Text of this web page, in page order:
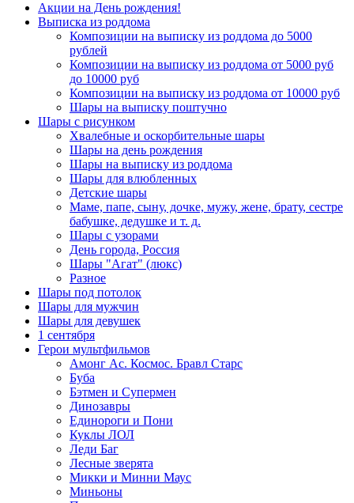
Акции на День рождения!
Выписка из роддома
Композиции на выписку из роддома до 5000
рублей
Композиции на выписку из роддома от 5000 руб
до 10000 руб
Композиции на выписку из роддома от 10000 руб
Шары на выписку поштучно
Шары с рисунком
Хвалебные и оскорбительные шары
Шары на день рождения
Шары на выписку из роддома
Шары для влюбленных
Детские шары
Маме, папе, сыну, дочке, мужу, жене, брату, сестре
бабушке, дедушке и т. д.
Шары с узорами
День города, Россия
Шары "Агат" (люкс)
Разное
Шары под потолок
Шары для мужчин
Шары для девушек
1 сентября
Герои мультфильмов
Амонг Ас. Космос. Бравл Старс
Буба
Бэтмен и Супермен
Динозавры
Единороги и Пони
Куклы ЛОЛ
Леди Баг
Лесные зверята
Микки и Минни Маус
Миньоны